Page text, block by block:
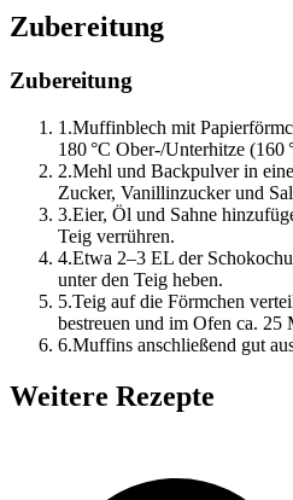
Zubereitung
Zubereitung
1 .Muffinblech mit
180 °C Ober-/Unterhitze (160
2.Mehl und Backpulver in
Zucker, Vanillinzucker und
3.Eier, Öl und Sahne
Teig verrühren.
4.Etwa 2–3 EL der
unter den Teig heben.
5.Teig auf die Förmchen
bestreuen und im Ofen ca. 25
6.Muffins anschließend gut
Weitere Rezepte